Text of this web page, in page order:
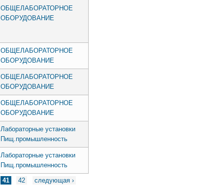
ОБЩЕЛАБОРАТОРНОЕ
ОБОРУДОВАНИЕ
ОБЩЕЛАБОРАТОРНОЕ
ОБОРУДОВАНИЕ
ОБЩЕЛАБОРАТОРНОЕ
ОБОРУДОВАНИЕ
ОБЩЕЛАБОРАТОРНОЕ
ОБОРУДОВАНИЕ
Лабораторные установки
Пищ.промышленность
Лабораторные установки
Пищ.промышленность
41 42
следующая ›